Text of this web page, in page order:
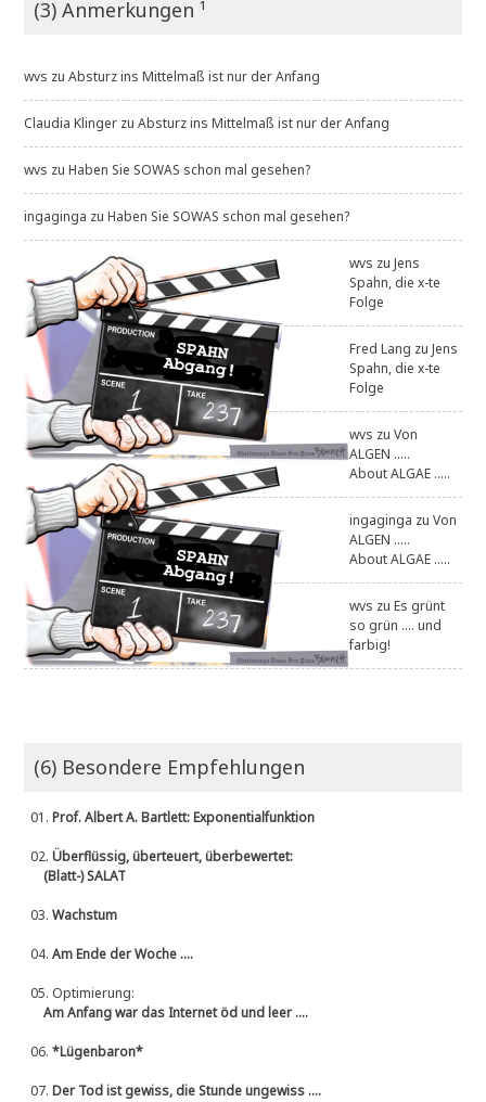
(3) Anmerkungen ¹
wvs zuAbsturz ins Mittelmaß ist nur der Anfang
Claudia Klinger zuAbsturz ins Mittelmaß ist nur der Anfang
wvs zuHaben Sie SOWAS schon mal gesehen?
ingaginga zuHaben Sie SOWAS schon mal gesehen?
wvs zuJens
Spahn, die x-te
Folge
Fred Lang zuJens
Spahn, die x-te
Folge
wvs zuVon
ALGEN .....
About ALGAE .....
ingaginga zuVon
ALGEN .....
About ALGAE .....
wvs zuEs grünt
so grün .... und
farbig!
(6) Besondere Empfehlungen
01.Prof. Albert A. Bartlett: Exponentialfunktion
02.Überflüssig, überteuert, überbewertet:
(Blatt-) SALAT
03.Wachstum
04.Am Ende der Woche ....
05. Optimierung:
Am Anfang war das Internet öd und leer ....
06.*Lügenbaron*
07.Der Tod ist gewiss, die Stunde ungewiss ....